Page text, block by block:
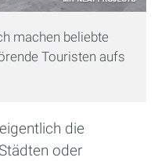
machen beliebte
Touristen aufs
die
oder